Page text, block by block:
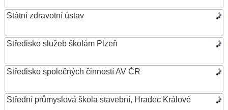
Státní zdravotní ústav
Středisko služeb školám Plzeň
Středisko společných činností AV ČR
Střední průmyslová škola stavební, Hradec Králové